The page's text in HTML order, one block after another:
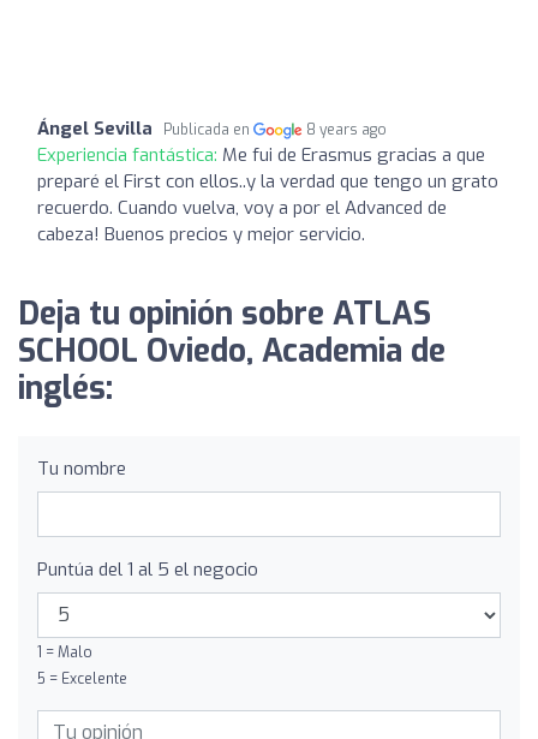
Ángel Sevilla Publicada en 8 years ago
Experiencia fantástica: Me fui de Erasmus gracias a que
preparé el First con ellos..y la verdad que tengo un grato
recuerdo. Cuando vuelva, voy a por el Advanced de
cabeza! Buenos precios y mejor servicio.
Deja tu opinión sobre ATLAS
SCHOOL Oviedo, Academia de
inglés:
Tu nombre
Puntúa del 1 al 5 el negocio
1 = Malo
5 = Excelente